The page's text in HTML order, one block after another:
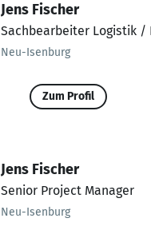
Jens Fischer
Sachbearbeiter Logistik /
Neu-Isenburg
Zum Profil
Jens Fischer
Senior Project Manager
Neu-Isenburg